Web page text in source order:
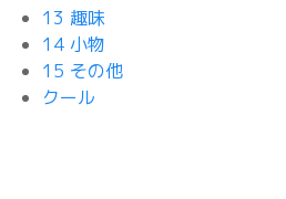
13 趣味
14 小物
15 その他
クール